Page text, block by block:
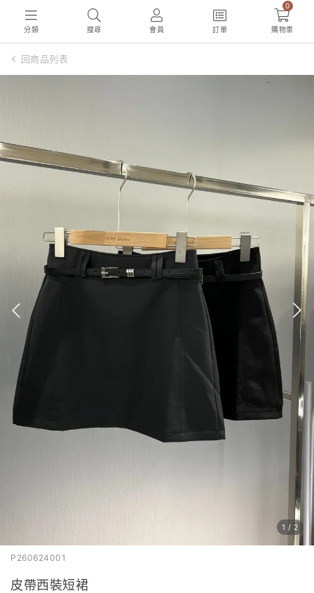
分類 搜尋 會員 訂單
0
購物車
回商品列表
1 / 2
P260624001
皮帶西裝短裙